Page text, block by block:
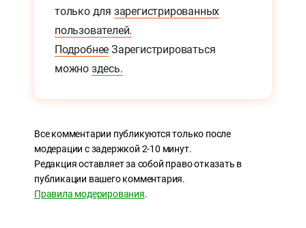
только для зарегистрированных
пользователей.
Подробнее Зарегистрироваться
можно здесь.
Все комментарии публикуются только после
модерации с задержкой 2-10 минут.
Редакция оставляет за собой право отказать в
публикации вашего комментария.
Правила модерирования.